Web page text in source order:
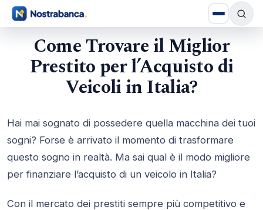
Come Trovare il Miglior
Prestito per l’Acquisto di
Veicoli in Italia?
Hai mai sognato di possedere quella macchina dei tuoi
sogni? Forse è arrivato il momento di trasformare
questo sogno in realtà. Ma sai qual è il modo migliore
per finanziare l’acquisto di un veicolo in Italia?
Con il mercato dei prestiti sempre più competitivo e